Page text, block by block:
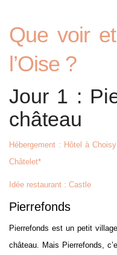
Que voir
l’Oise ?
Jour 1 :
château
Hébergement : Hôtel à
Châtelet*
Idée restaurant : Castle
Pierrefonds
Pierrefonds est un petit
château. Mais Pierrefonds,